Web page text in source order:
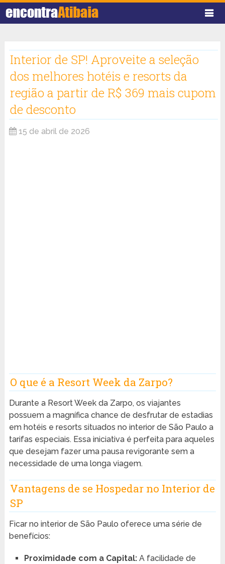
Interior de SP! Aproveite a seleção
dos melhores hotéis e resorts da
região a partir de R$ 369 mais cupom
de desconto
15 de abril de 2026
O que é a Resort Week da Zarpo?
Durante a Resort Week da Zarpo, os viajantes
possuem a magnífica chance de desfrutar de estadias
em hotéis e resorts situados no interior de São Paulo a
tarifas especiais. Essa iniciativa é perfeita para aqueles
que desejam fazer uma pausa revigorante sem a
necessidade de uma longa viagem.
Vantagens de se Hospedar no Interior de
SP
Ficar no interior de São Paulo oferece uma série de
benefícios:
Proximidade com a Capital:A facilidade de